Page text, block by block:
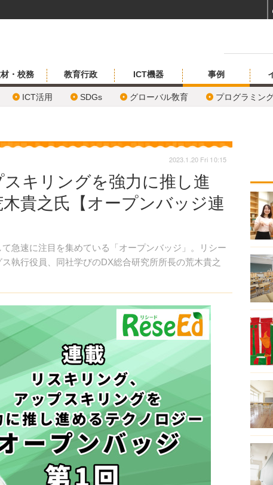
・校務 教育行政 ICT機器 事例
ICT活用 SDGs グローバル敎育 プログラミン
キリングを強力に推し進
貴之氏【オープンバッジ連
急速に注目を集めている「オープンバッジ」。リシー
執⾏役員、同社学びのDX総合研究所所⻑の荒木貴之
2023.1.20 Fri 10:15